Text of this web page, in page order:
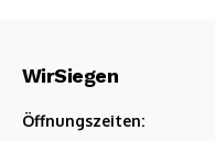
WirSiegen
Öffnungszeiten: